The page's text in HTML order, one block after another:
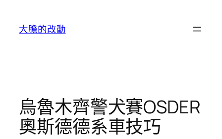
大膽的改動
烏魯木齊警犬賽OSDER
奧斯德德系車技巧